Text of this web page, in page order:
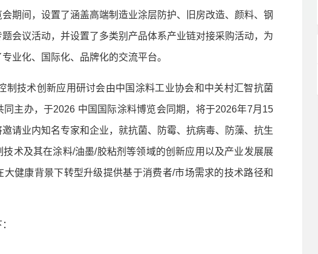
期间，设置了涵盖高端制造业涂层防护、旧房改造、颜料、钢
会议活动，并设置了多类别产品体系产业链对接采购活动，为
业化、国际化、品牌化的交流平台。
技术创新应用研讨会由中国涂料工业协会和中关村汇智抗菌
主办，于2026 中国国际涂料博览会同期，将于2026年7月15
请业内知名专家和企业，就抗菌、防霉、抗病毒、防藻、抗生
术及其在涂料/油墨/胶粘剂等领域的创新应用以及产业发展展
健康背景下转型升级提供基于消费者/市场需求的技术路径和